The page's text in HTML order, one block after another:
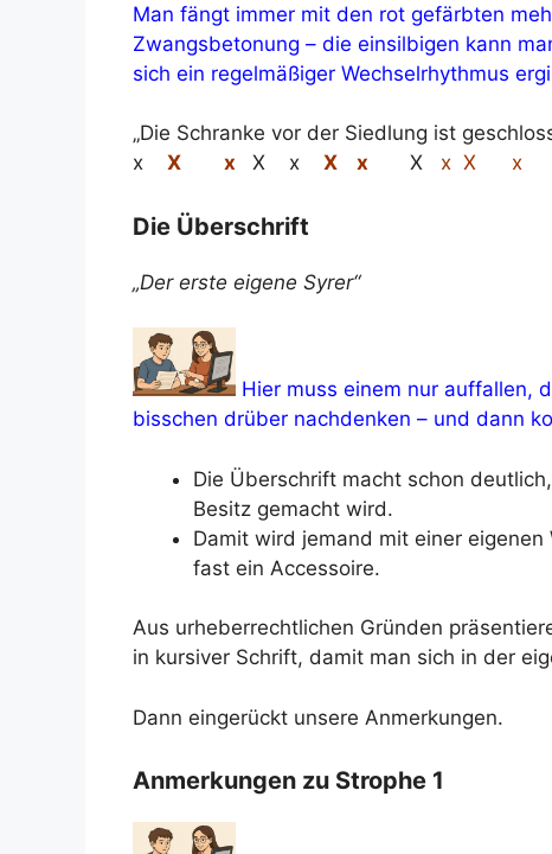
Man fängt immer mit den rot gefärbten
Zwangsbetonung – die einsilbigen kann
sich ein regelmäßiger Wechselrhythmus
„Die Schranke vor der Siedlung ist
x X x X x X x X x X x
Die Überschrift
„Der erste eigene Syrer“
Hier muss einem nur auffallen,
bisschen drüber nachdenken – und dann
Die Überschrift macht schon
Besitz gemacht wird.
Damit wird jemand mit einer
fast ein Accessoire.
Aus urheberrechtlichen Gründen
in kursiver Schrift, damit man sich in der
Dann eingerückt unsere Anmerkungen.
Anmerkungen zu Strophe 1